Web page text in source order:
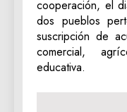
cooperación, el
dos pueblos
suscripción de
comercial,
educativa.